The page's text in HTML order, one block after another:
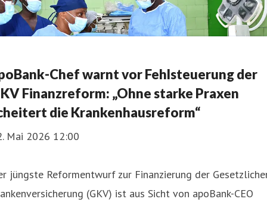
Chef warnt vor Fehlsteuerung der
Finanzreform: „Ohne starke Praxen
die Krankenhausreform“
Mai 2026 12:00
jüngste Reformentwurf zur Finanzierung der
(GKV) ist aus Sicht von apoBank-CEO